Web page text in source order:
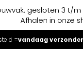
gesloten 3 t/
Afhalen in onze
=vandaag